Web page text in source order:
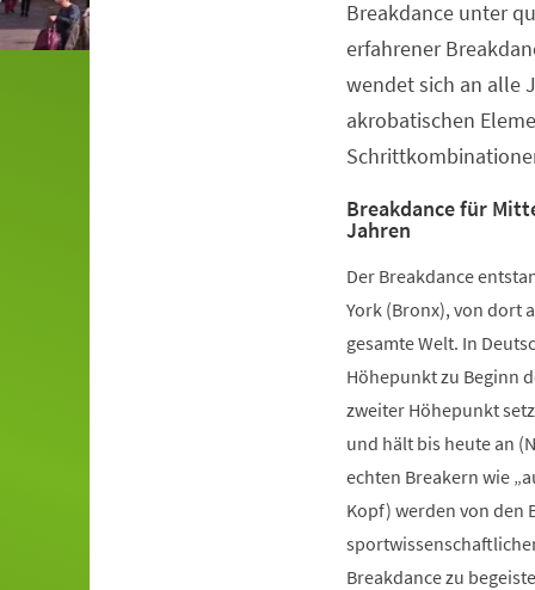
Breakdance unter
erfahrener
wendet sich an alle
akrobatischen
Breakdance für
Jahren
Der Breakdance
York (Bronx), von dort
gesamte Welt. In
Höhepunkt zu Beginn
zweiter Höhepunkt
und hält bis heute an
echten Breakern wie
Kopf) werden von den
Breakdance zu